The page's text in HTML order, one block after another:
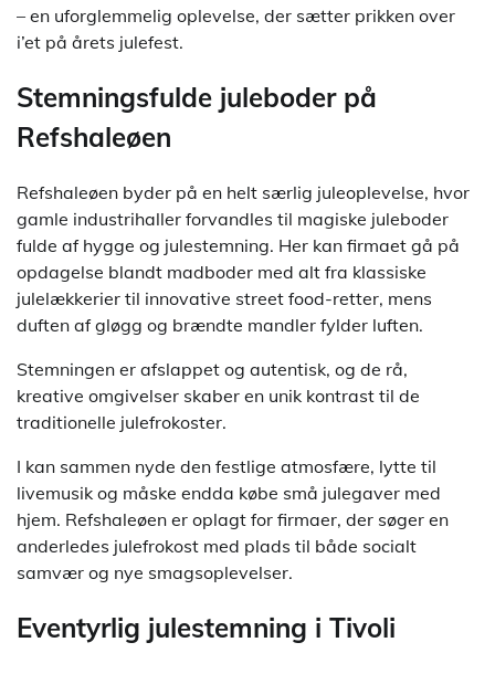
– en uforglemmelig oplevelse, der sætter prikken over
i’et på årets julefest.
Stemningsfulde juleboder på
Refshaleøen
Refshaleøen byder på en helt særlig juleoplevelse, hvor
gamle industrihaller forvandles til magiske juleboder
fulde af hygge og julestemning. Her kan firmaet gå på
opdagelse blandt madboder med alt fra klassiske
julelækkerier til innovative street food-retter, mens
duften af gløgg og brændte mandler fylder luften.
Stemningen er afslappet og autentisk, og de rå,
kreative omgivelser skaber en unik kontrast til de
traditionelle julefrokoster.
I kan sammen nyde den festlige atmosfære, lytte til
livemusik og måske endda købe små julegaver med
hjem. Refshaleøen er oplagt for firmaer, der søger en
anderledes julefrokost med plads til både socialt
samvær og nye smagsoplevelser.
Eventyrlig julestemning i Tivoli